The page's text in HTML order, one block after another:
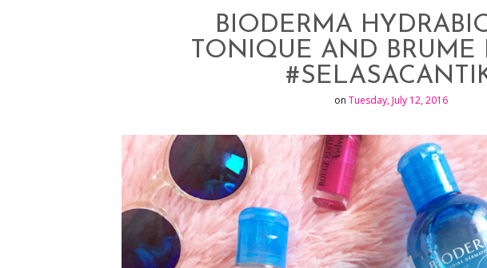
BIODERMA
TONIQUE AND BRUME
on Tuesday, July 12, 2016